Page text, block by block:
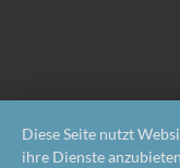
Diese Seite nutzt
ihre Dienste